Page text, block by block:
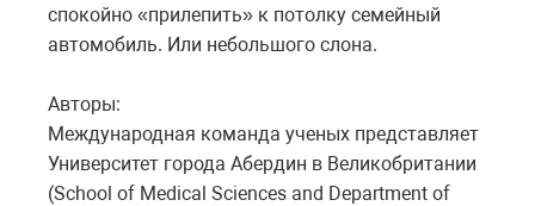
спокойно «прилепить» к потолку семейный
автомобиль. Или небольшого слона.
Авторы:
Международная команда ученых представляет
Университет города Абердин в Великобритании
(School of Medical Sciences and Department of